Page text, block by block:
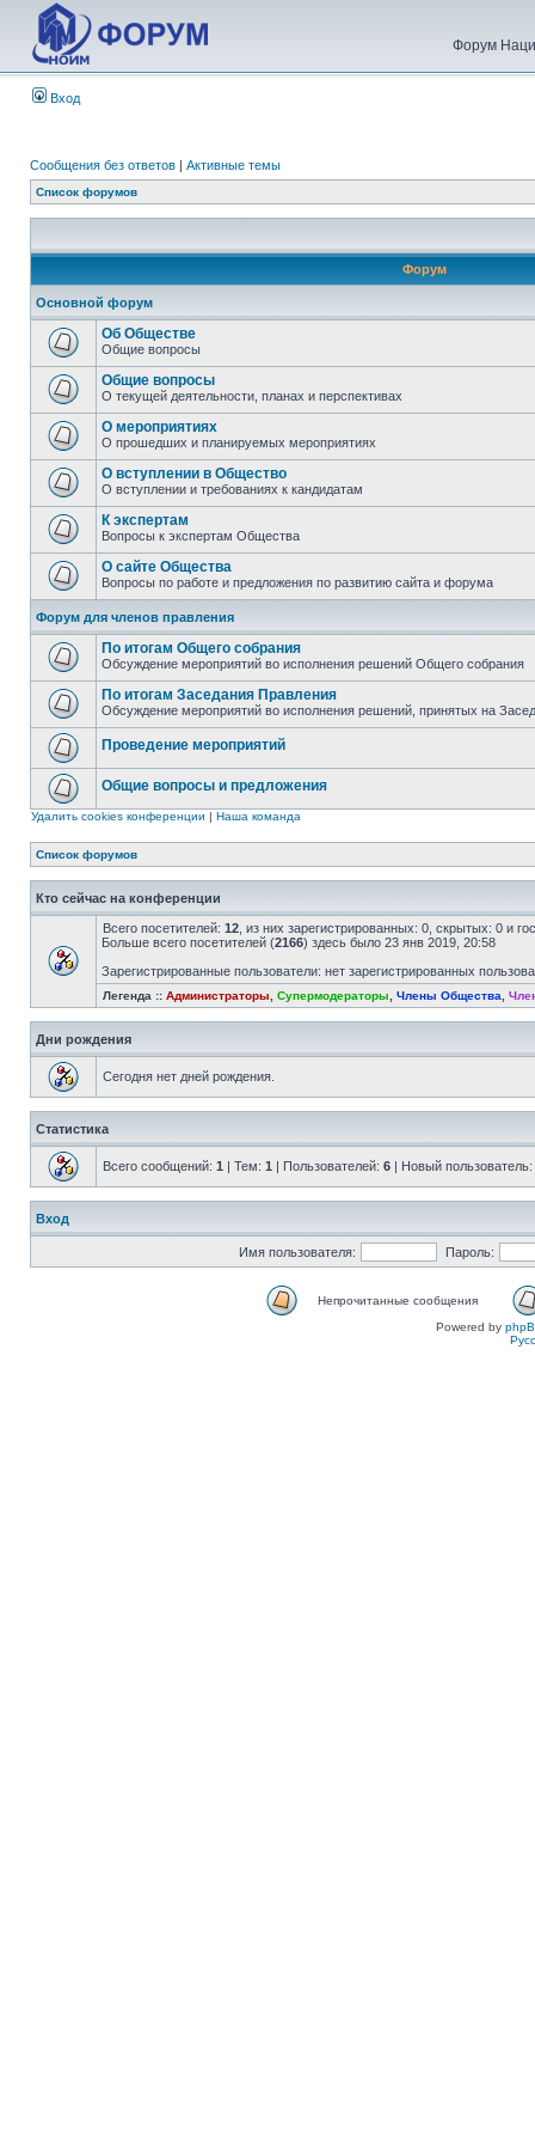
Форум
Вход
Сообщения без ответов | Активные темы
Список форумов
Форум
Основной форум
Об Обществе
Общие вопросы
Общие вопросы
О текущей деятельности, планах и перспективах
О мероприятиях
О прошедших и планируемых мероприятиях
О вступлении в Общество
О вступлении и требованиях к кандидатам
К экспертам
Вопросы к экспертам Общества
О сайте Общества
Вопросы по работе и предложения по развитию сайта и форума
Форум для членов правления
По итогам Общего собрания
Обсуждение мероприятий во исполнения решений Общего собрания
По итогам Заседания Правления
Обсуждение мероприятий во исполнения решений, принятых на
Проведение мероприятий
Общие вопросы и предложения
Удалить cookies конференции | Наша команда
Список форумов
Кто сейчас на конференции
Всего посетителей: 12 , из них зарегистрированных: 0, скрытых: 0 и
Больше всего посетителей (2166) здесь было 23 янв 2019, 20:58
Зарегистрированные пользователи: нет зарегистрированных
Легенда :: Администраторы Супермодераторы Члены Общества
Дни рождения
Сегодня нет дней рождения.
Статистика
Всего сообщений: 1 | Тем: 1 | Пользователей: 6 | Новый пользователь:
Вход
Имя пользователя: Пароль:
Непрочитанные сообщения
Powered by